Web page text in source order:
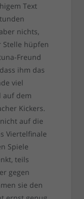
Text
nichts,
Stelle hüpfen
Freund
ihm das
viel
auf dem
Kickers.
auf die
Viertelfinale
Spiele
teils
gegen
sie den